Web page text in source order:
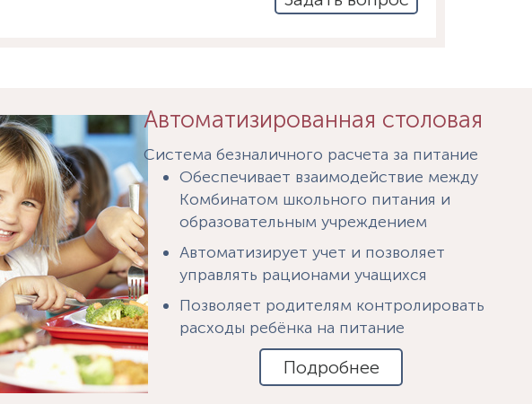
Автоматизированная столовая
Система безналичного расчета за питание
Обеспечивает взаимодействие между
Комбинатом школьного питания и
образовательным учреждением
Автоматизирует учет и позволяет
управлять рационами учащихся
Позволяет родителям контролировать
расходы ребёнка на питание
Подробнее